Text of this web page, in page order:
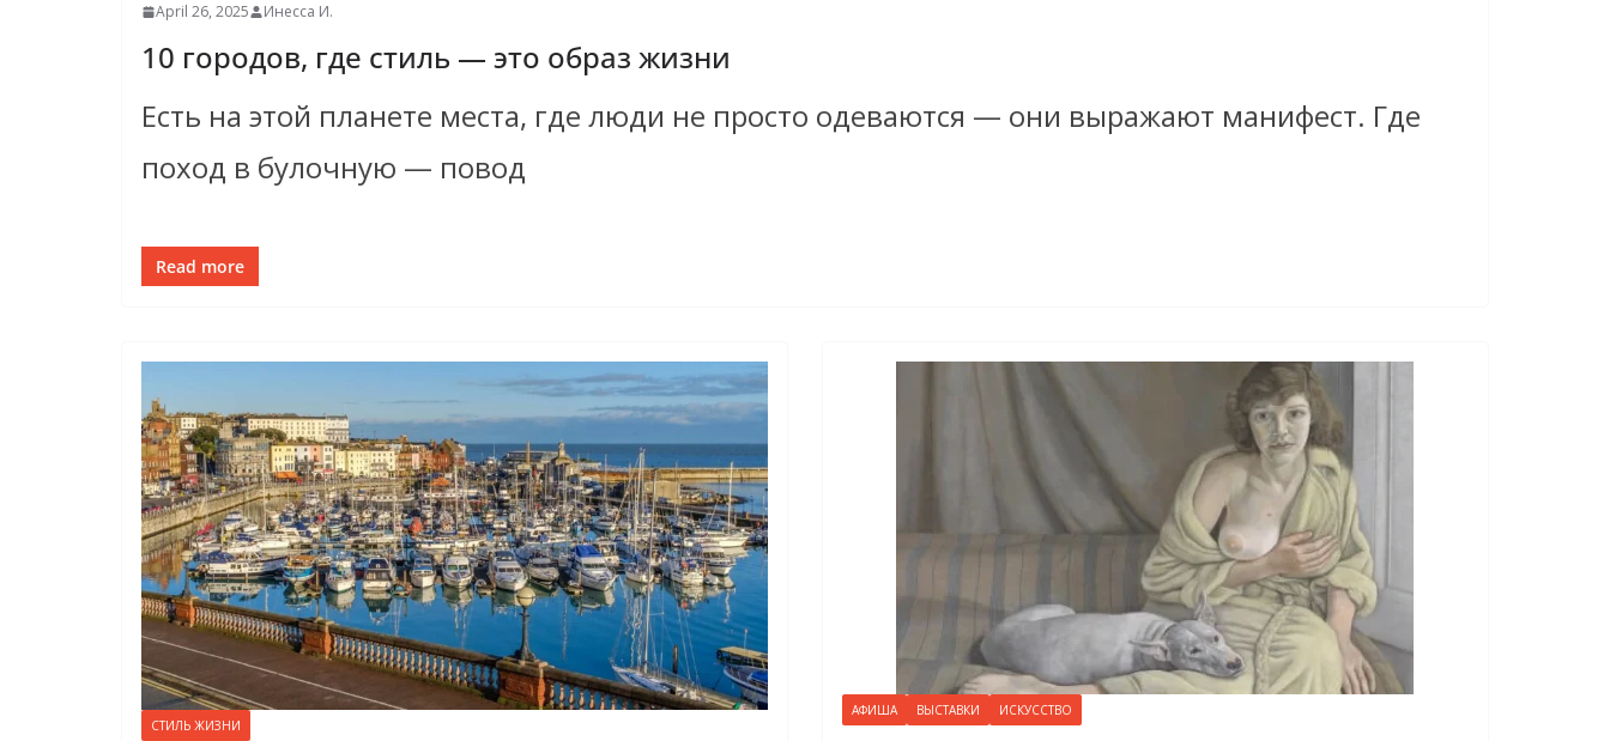
April 26, 2025 Инесса И.
10 городов, где стиль — это образ жизни
Есть на этой планете места, где люди не просто одеваются — они выражают манифест. Где
поход в булочную — повод
Read more
СТИЛЬ ЖИЗНИ
АФИША ВЫСТАВКИ ИСКУССТВО